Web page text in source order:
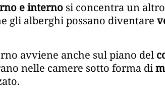
e interno si concentra un
gli alberghi possano diventare
avviene anche sul piano del
nelle camere sotto forma di